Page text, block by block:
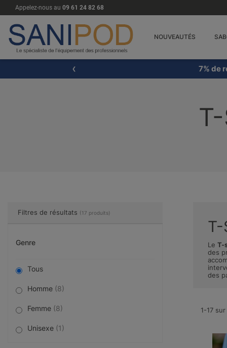
Appelez-nous au 09 61 24 82 68
NOUVEAUTÉS
7% de
Filtres de résultats (17 produits)
Genre
Tous
Homme (8)
Femme (8)
Unisexe (1)
T-
Le T-
des
des
1-17